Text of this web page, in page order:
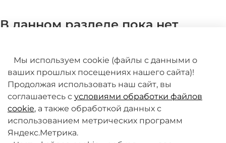
В данном разделе пока нет
+7 (495) 789-38-95
Мы используем cookie (файлы с данными о
ваших прошлых посещениях нашего сайта)!
Продолжая использовать наш сайт, вы
соглашаетесь с условиями обработки файлов
cookie, а также обработкой данных с
использованием метрических программ
Яндекс.Метрика.